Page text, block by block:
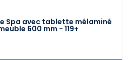
Spa avec tablette mélaminé
600 mm - 119+